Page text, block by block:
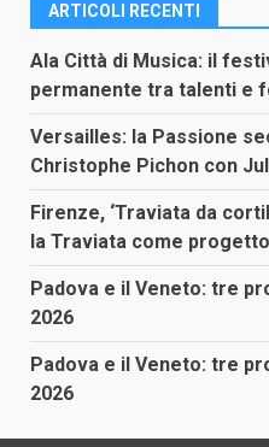
ARTICOLI RECENTI
Ala Città di Musica: il
permanente tra talenti e
Versailles: la Passione
Christophe Pichon con
Firenze, ‘Traviata da
la Traviata come
Padova e il Veneto: tre
2026
Padova e il Veneto: tre
2026